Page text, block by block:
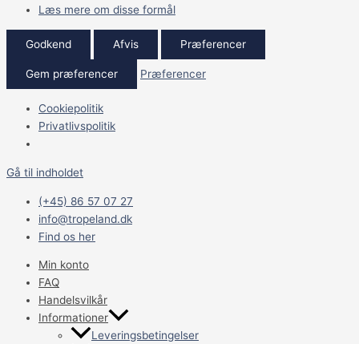
Læs mere om disse formål
Godkend Afvis Præferencer
Gem præferencer Præferencer
Cookiepolitik
Privatlivspolitik
Gå til indholdet
(+45) 86 57 07 27
info@tropeland.dk
Find os her
Min konto
FAQ
Handelsvilkår
Informationer
Leveringsbetingelser